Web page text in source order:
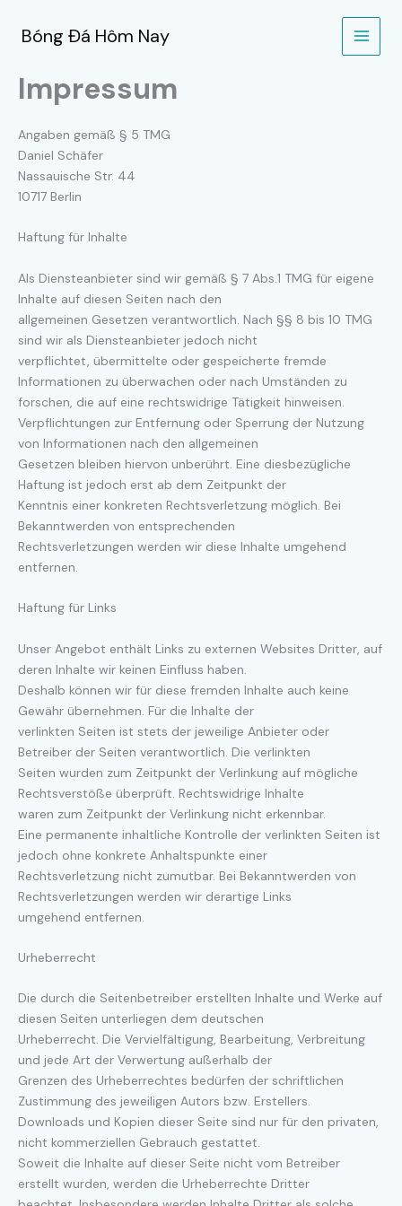
InhaltBóng Đá Hôm Nay
Impressum
Angaben gemäß § 5 TMG
Daniel Schäfer
Nassauische Str. 44
10717 Berlin
Haftung für Inhalte
Als Diensteanbieter sind wir gemäß § 7 Abs.1 TMG für eigene
Inhalte auf diesen Seiten nach den
allgemeinen Gesetzen verantwortlich. Nach §§ 8 bis 10 TMG
sind wir als Diensteanbieter jedoch nicht
verpflichtet, übermittelte oder gespeicherte fremde
Informationen zu überwachen oder nach Umständen zu
forschen, die auf eine rechtswidrige Tätigkeit hinweisen.
Verpflichtungen zur Entfernung oder Sperrung der Nutzung
von Informationen nach den allgemeinen
Gesetzen bleiben hiervon unberührt. Eine diesbezügliche
Haftung ist jedoch erst ab dem Zeitpunkt der
Kenntnis einer konkreten Rechtsverletzung möglich. Bei
Bekanntwerden von entsprechenden
Rechtsverletzungen werden wir diese Inhalte umgehend
entfernen.
Haftung für Links
Unser Angebot enthält Links zu externen Websites Dritter, auf
deren Inhalte wir keinen Einfluss haben.
Deshalb können wir für diese fremden Inhalte auch keine
Gewähr übernehmen. Für die Inhalte der
verlinkten Seiten ist stets der jeweilige Anbieter oder
Betreiber der Seiten verantwortlich. Die verlinkten
Seiten wurden zum Zeitpunkt der Verlinkung auf mögliche
Rechtsverstöße überprüft. Rechtswidrige Inhalte
waren zum Zeitpunkt der Verlinkung nicht erkennbar.
Eine permanente inhaltliche Kontrolle der verlinkten Seiten ist
jedoch ohne konkrete Anhaltspunkte einer
Rechtsverletzung nicht zumutbar. Bei Bekanntwerden von
Rechtsverletzungen werden wir derartige Links
umgehend entfernen.
Urheberrecht
Die durch die Seitenbetreiber erstellten Inhalte und Werke auf
diesen Seiten unterliegen dem deutschen
Urheberrecht. Die Vervielfältigung, Bearbeitung, Verbreitung
und jede Art der Verwertung außerhalb der
Grenzen des Urheberrechtes bedürfen der schriftlichen
Zustimmung des jeweiligen Autors bzw. Erstellers.
Downloads und Kopien dieser Seite sind nur für den privaten,
nicht kommerziellen Gebrauch gestattet.
Soweit die Inhalte auf dieser Seite nicht vom Betreiber
erstellt wurden, werden die Urheberrechte Dritter